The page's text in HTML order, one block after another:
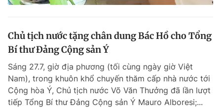
Chủ tịch nước tặng chân dung Bác Hồ cho Tổng
Bí thư Đảng Cộng sản Ý
Sáng 27.7, giờ địa phương (tối cùng ngày giờ Việt
Nam), trong khuôn khổ chuyến thăm cấp nhà nước tới
Cộng hòa Ý, Chủ tịch nước Võ Văn Thưởng đã lần lượt
tiếp Tổng Bí thư Đảng Cộng sản Ý Mauro Alboresi;...